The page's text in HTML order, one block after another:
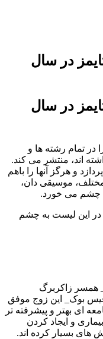
در سال
در سال
در تمام رشته ها و
اند، منتشر می کند.
و هرگز آنها را باهم
موسیقی دان،
چشم می خورد.
در این لیست به چشم
همسر زاکربرگ
بوک_ این زوج موفق
ای بهتر و پیشرفته تر
و ایجاد کردن
های بسیار کرده اند.